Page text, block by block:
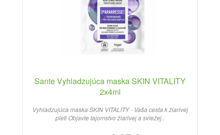
Sante Vyhladzujúca maska SKIN VITALITY
2x4ml
Vyhladzujúca maska SKIN VITALITY - Vaša cesta k žiarivej
pleti Objavte tajomstvo žiarivej a sviežej..